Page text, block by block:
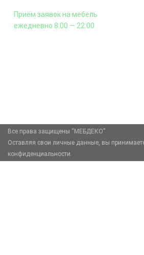
Приём заявок на мебель
ежедневно 8:00 — 22:00
Все права защищены “МЕБДЕКО”
Оставляя свои личные данные, вы
конфиденциальности.